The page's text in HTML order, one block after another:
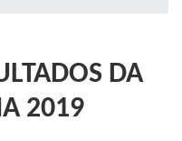
DA
2019